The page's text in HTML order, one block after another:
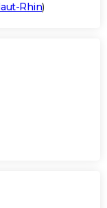
Rhin)